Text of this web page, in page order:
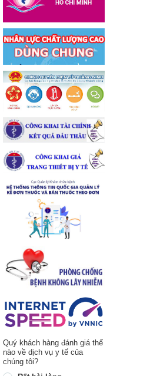
Quý khách hàng đánh giá thế
nào về dịch vụ y tế của
chúng tôi?